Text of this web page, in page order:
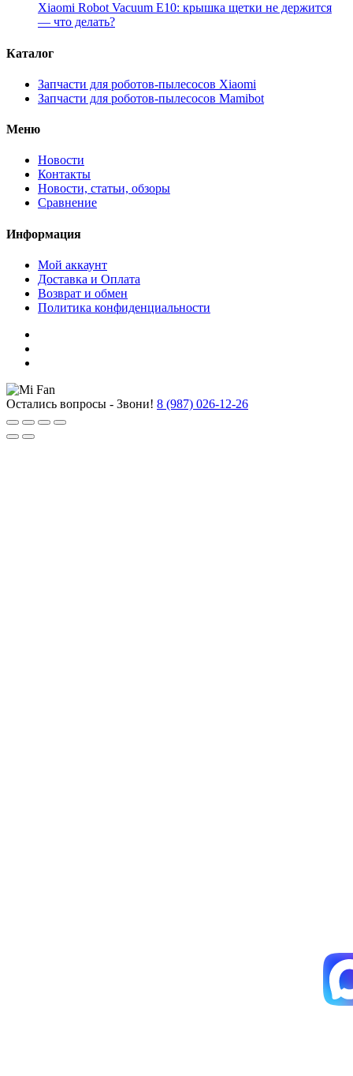
Xiaomi Robot Vacuum E10: крышка щетки не держится
— что делать?
Каталог
Запчасти для роботов-пылесосов Xiaomi
Запчасти для роботов-пылесосов Mamibot
Меню
Новости
Контакты
Новости, статьи, обзоры
Сравнение
Информация
Мой аккаунт
Доставка и Оплата
Возврат и обмен
Политика конфиденциальности
Остались вопросы - Звони! 8 (987) 026-12-26